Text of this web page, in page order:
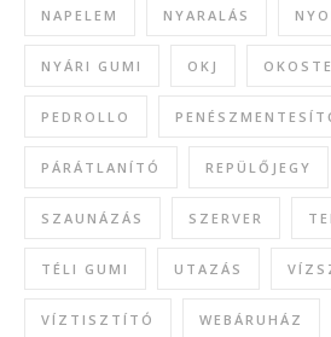
NAPELEM NYARALÁS
NYÁRI GUMI OKJ
PEDROLLO
PÁRÁTLANÍTÓ REPÜLŐJEGY
SZAUNÁZÁS SZERVER
TÉLI GUMI UTAZÁS
VÍZTISZTÍTÓ WEBÁRUHÁZ